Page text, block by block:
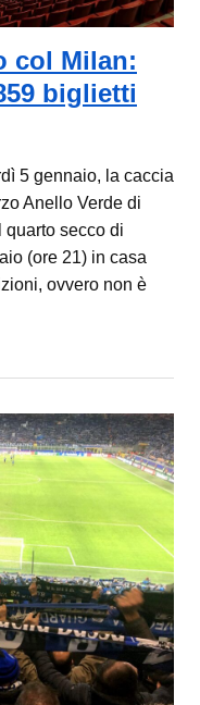
col Milan:
biglietti
5 gennaio, la caccia
Anello Verde di
quarto secco di
(ore 21) in casa
ovvero non è